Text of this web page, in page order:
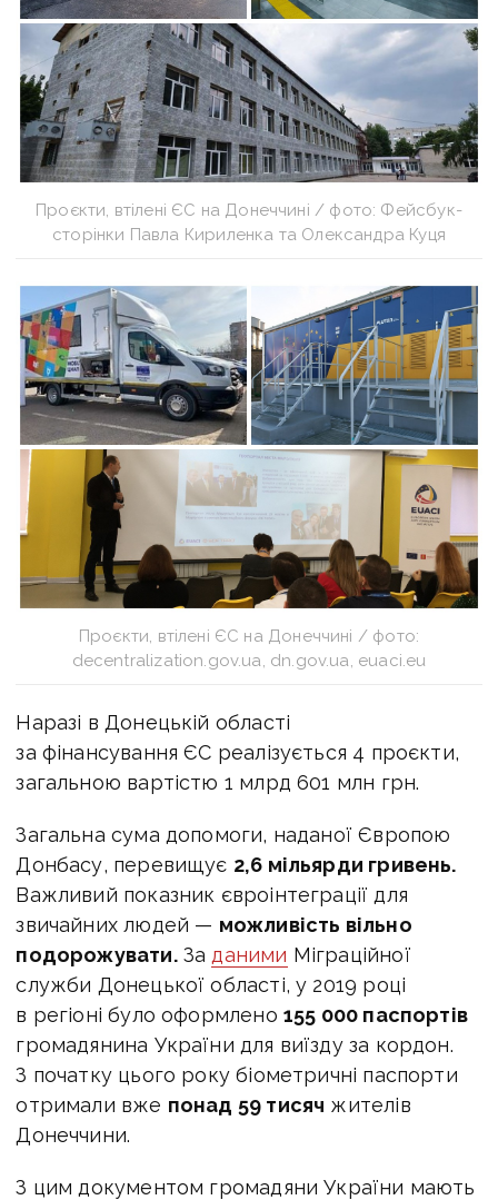
Проєкти, втілені ЄС на Донеччині / фото: Фейсбук-
сторінки Павла Кириленка та Олександра Куця
Проєкти, втілені ЄС на Донеччині / фото:
decentralization.gov.ua, dn.gov.ua, euaci.eu
Наразі в Донецькій області
за фінансування ЄС реалізується 4 проєкти,
загальною вартістю 1 млрд 601 млн грн.
Загальна сума допомоги, наданої Європою
Донбасу, перевищує 2,6 мільярди гривень.
Важливий показник євроінтеграції для
звичайних людей — можливість вільно
подорожувати.За даними Міграційної
служби Донецької області, у 2019 році
в регіоні було оформлено 155 000 паспортів
громадянина України для виїзду за кордон.
З початку цього року біометричні паспорти
отримали вже понад 59 тисяч жителів
Донеччини.
З цим документом громадяни України мають